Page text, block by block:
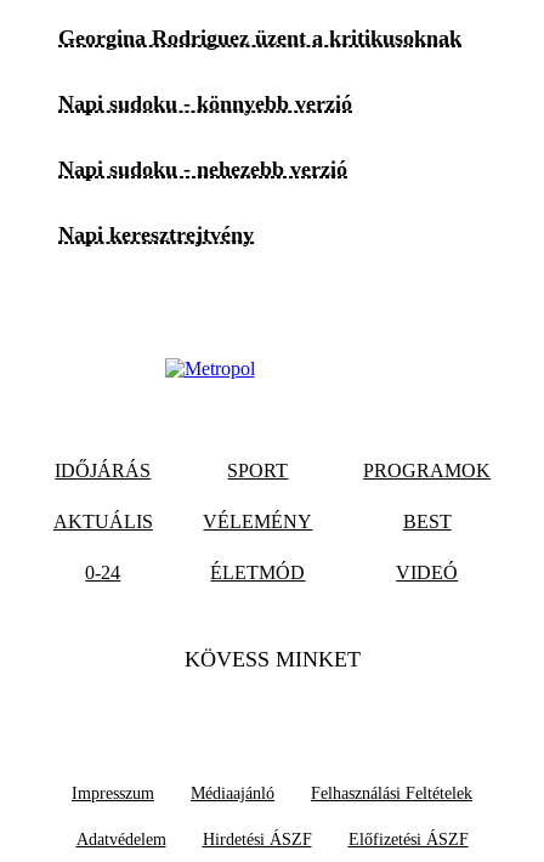
Georgina Rodriguez üzent a kritikusoknak
Napi sudoku - könnyebb verzió
Napi sudoku - nehezebb verzió
Napi keresztrejtvény
IDŐJÁRÁS SPORT PROGRAMOK
AKTUÁLIS VÉLEMÉNY BEST
0-24 ÉLETMÓD VIDEÓ
KÖVESS MINKET
Impresszum Médiaajánló Felhasználási Feltételek
Adatvédelem Hirdetési ÁSZF Előfizetési ÁSZF